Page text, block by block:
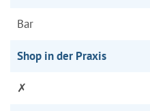
Bar
Shop in der Praxis
✗